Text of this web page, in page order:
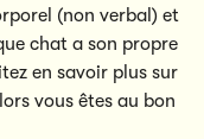
(non verbal) et
chat a son propre
en savoir plus sur
vous êtes au bon